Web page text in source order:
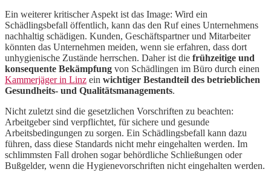
Ein weiterer kritischer Aspekt ist das Image: Wird ein
Schädlingsbefall öffentlich, kann das den Ruf eines Unternehmens
nachhaltig schädigen. Kunden, Geschäftspartner und Mitarbeiter
könnten das Unternehmen meiden, wenn sie erfahren, dass dort
unhygienische Zustände herrschen. Daher ist die frühzeitige und
konsequente Bekämpfung von Schädlingen im Büro durch einen
Kammerjäger in Linz ein wichtiger Bestandteil des betrieblichen
Gesundheits- und Qualitätsmanagements.
Nicht zuletzt sind die gesetzlichen Vorschriften zu beachten:
Arbeitgeber sind verpflichtet, für sichere und gesunde
Arbeitsbedingungen zu sorgen. Ein Schädlingsbefall kann dazu
führen, dass diese Standards nicht mehr eingehalten werden. Im
schlimmsten Fall drohen sogar behördliche Schließungen oder
Bußgelder, wenn die Hygienevorschriften nicht eingehalten werden.